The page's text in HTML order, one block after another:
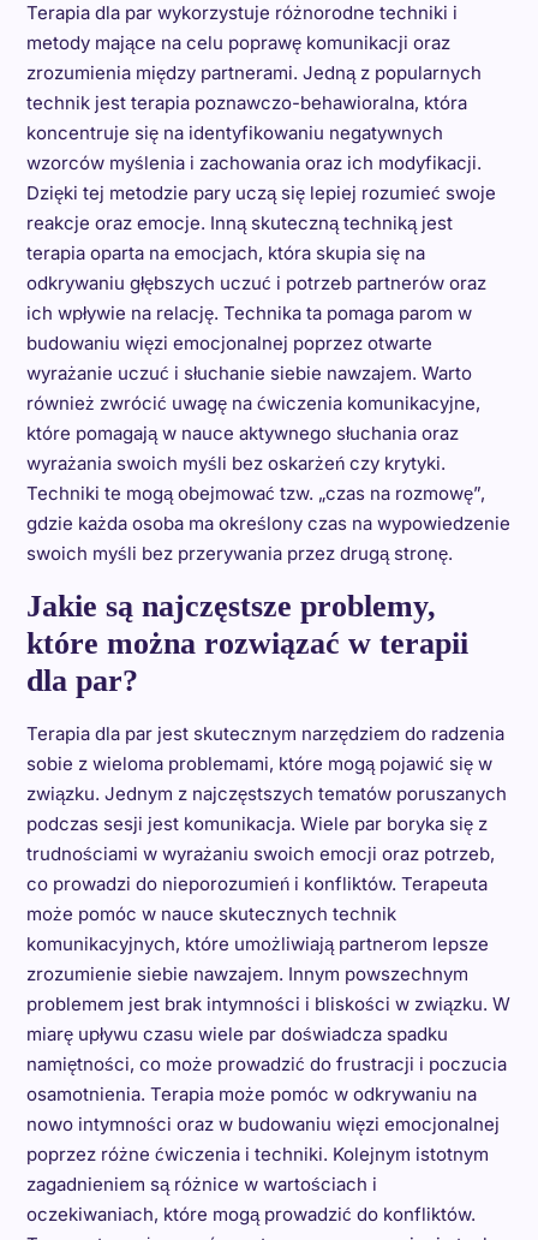
Terapia dla par wykorzystuje różnorodne techniki i
metody mające na celu poprawę komunikacji oraz
zrozumienia między partnerami. Jedną z popularnych
technik jest terapia poznawczo-behawioralna, która
koncentruje się na identyfikowaniu negatywnych
wzorców myślenia i zachowania oraz ich modyfikacji.
Dzięki tej metodzie pary uczą się lepiej rozumieć swoje
reakcje oraz emocje. Inną skuteczną techniką jest
terapia oparta na emocjach, która skupia się na
odkrywaniu głębszych uczuć i potrzeb partnerów oraz
ich wpływie na relację. Technika ta pomaga parom w
budowaniu więzi emocjonalnej poprzez otwarte
wyrażanie uczuć i słuchanie siebie nawzajem. Warto
również zwrócić uwagę na ćwiczenia komunikacyjne,
które pomagają w nauce aktywnego słuchania oraz
wyrażania swoich myśli bez oskarżeń czy krytyki.
Techniki te mogą obejmować tzw. „czas na rozmowę”,
gdzie każda osoba ma określony czas na wypowiedzenie
swoich myśli bez przerywania przez drugą stronę.
Jakie są najczęstsze problemy,
które można rozwiązać w terapii
dla par?
Terapia dla par jest skutecznym narzędziem do radzenia
sobie z wieloma problemami, które mogą pojawić się w
związku. Jednym z najczęstszych tematów poruszanych
podczas sesji jest komunikacja. Wiele par boryka się z
trudnościami w wyrażaniu swoich emocji oraz potrzeb,
co prowadzi do nieporozumień i konfliktów. Terapeuta
może pomóc w nauce skutecznych technik
komunikacyjnych, które umożliwiają partnerom lepsze
zrozumienie siebie nawzajem. Innym powszechnym
problemem jest brak intymności i bliskości w związku. W
miarę upływu czasu wiele par doświadcza spadku
namiętności, co może prowadzić do frustracji i poczucia
osamotnienia. Terapia może pomóc w odkrywaniu na
nowo intymności oraz w budowaniu więzi emocjonalnej
poprzez różne ćwiczenia i techniki. Kolejnym istotnym
zagadnieniem są różnice w wartościach i
oczekiwaniach, które mogą prowadzić do konfliktów.